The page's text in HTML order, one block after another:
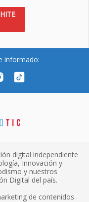
informado:
digital independiente
Innovación y
y nuestros
Digital del país.
de contenidos